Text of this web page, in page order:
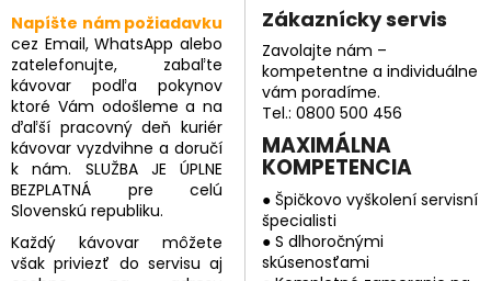
Napíšte nám požiadavku
cez Email, WhatsApp alebo
zatelefonujte, zabaľte
kávovar podľa pokynov
ktoré Vám odošleme a na
ďaľší pracovný deň kuriér
kávovar vyzdvihne a doručí
k nám. SLUŽBA JE ÚPLNE
BEZPLATNÁ pre celú
Slovenskú republiku.
Každý kávovar môžete
však priviezť do servisu aj
Zákaznícky servis
Zavolajte nám –
kompetentne a individuálne
vám poradíme.
Tel.: 0800 500 456
MAXIMÁLNA
KOMPETENCIA
● Špičkovo vyškolení servisní
špecialisti
● S dlhoročnými
skúsenosťami